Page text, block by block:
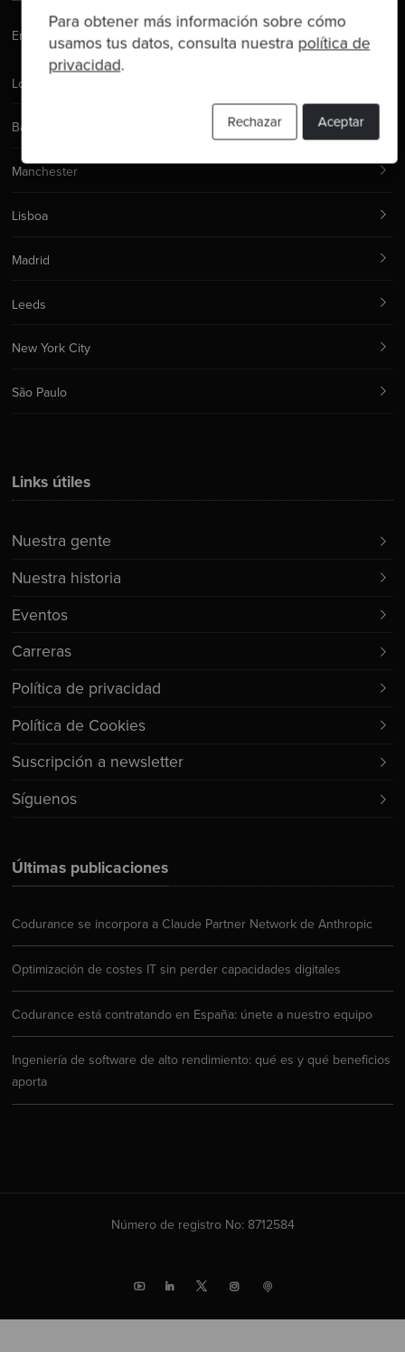
Para obtener más información sobre cómo
usamos tus datos, consulta nuestra política de
privacidad.
Aceptar
Rechazar
Últimas publicaciones
Codurance se incorpora a Claude Partner Network de Anthropic
Optimización de costes IT sin perder capacidades digitales
Codurance está contratando en España: únete a nuestro equipo
Ingeniería de software de alto rendimiento: qué es y qué beneficios
aporta
Links útiles
Nuestra gente
Nuestra historia
Eventos
Carreras
Política de privacidad
Política de Cookies
Suscripción a newsletter
Síguenos
Email: hello@codurance.com
Londres
Barcelona
Manchester
Lisboa
Madrid
Leeds
New York City
São Paulo
Número de registro No: 8712584